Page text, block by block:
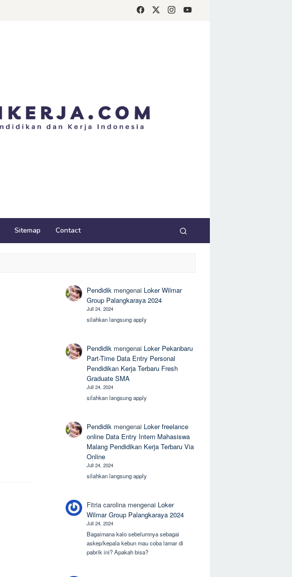
Sitemap Contact
Pendidik mengenai Loker Wilmar
Group Palangkaraya 2024
Juli 24, 2024
silahkan langsung apply
Pendidik mengenai Loker Pekanbaru
Part-Time Data Entry Personal
Pendidikan Kerja Terbaru Fresh
Graduate SMA
Juli 24, 2024
silahkan langsung apply
Pendidik mengenai Loker freelance
online Data Entry Intern Mahasiswa
Malang Pendidikan Kerja Terbaru Via
Online
Juli 24, 2024
silahkan langsung apply
Fitria carolina mengenai Loker
Wilmar Group Palangkaraya 2024
Juli 24, 2024
Bagaimana kalo sebelumnya sebagai
askep/kepala kebun mau coba lamar di
pabrik ini? Apakah bisa?